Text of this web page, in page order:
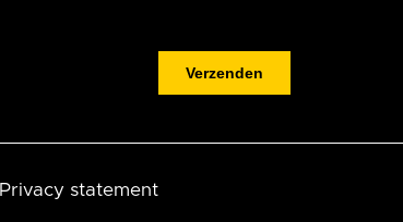
Privacy statement